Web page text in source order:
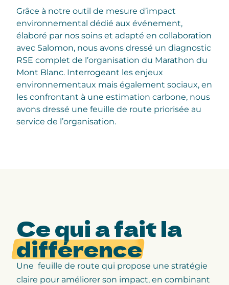
Grâce à notre outil de mesure d’impact
environnemental dédié aux événement,
élaboré par nos soins et adapté en collaboration
avec Salomon, nous avons dressé un diagnostic
RSE complet de l’organisation du Marathon du
Mont Blanc. Interrogeant les enjeux
environnementaux mais également sociaux, en
les confrontant à une estimation carbone, nous
avons dressé une feuille de route priorisée au
service de l’organisation.
Ce qui a fait la
différence
Une feuille de route qui propose une stratégie
claire pour améliorer son impact, en combinant